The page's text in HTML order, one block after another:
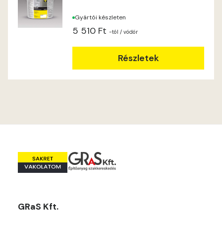
Lilac B
Lilac C
Lime A
Magnolia C
Gyártói készleten
5 510 Ft -tól / vödör
Részletek
GRaS Kft.